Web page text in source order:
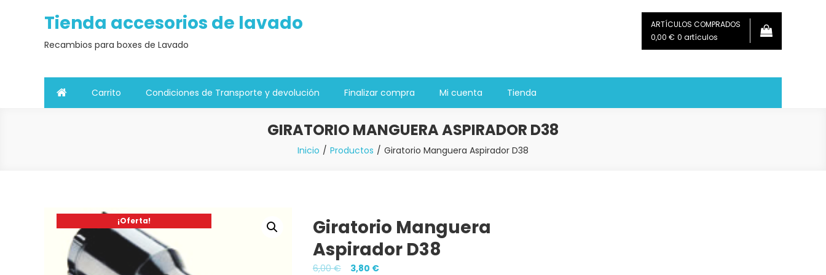
Tienda accesorios de lavado
Recambios para boxes de Lavado
ARTÍCULOS COMPRADOS
0,00 € 0 artículos
Carrito Condiciones de Transporte y devolución Finalizar compra Mi cuenta Tienda
GIRATORIO MANGUERA ASPIRADOR D38
Inicio Productos Giratorio Manguera Aspirador D38
¡Oferta!
Giratorio Manguera
Aspirador D38
6,00€
El
3,80 €El